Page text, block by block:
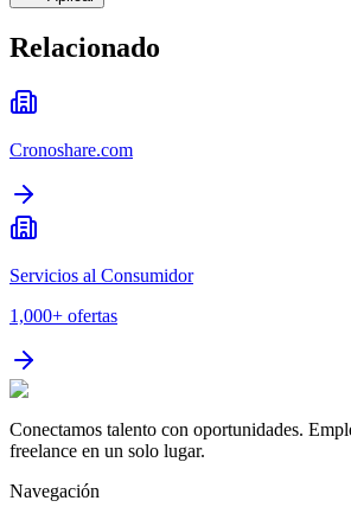
Relacionado
Cronoshare.com
Servicios al Consumidor
1,000+ ofertas
Conectamos talento con oportunidades.
freelance en un solo lugar.
Navegación